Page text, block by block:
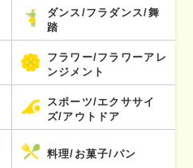
ダンス/フラダンス/舞
踏
フラワー/フラワーアレ
ンジメント
スポーツ/エクササイ
ズ/アウトドア
料理/お菓子/パン